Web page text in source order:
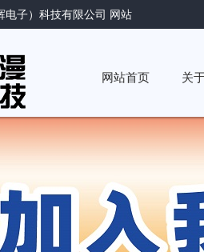
电子）科技有限公司 网站
网站首页 关